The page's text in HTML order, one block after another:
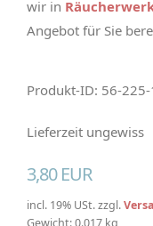
wir in
Angebot für Sie
Produkt-ID: 56-
Lieferzeit ungewiss
3,80 EUR
incl. 19% USt. zzgl.
Gewicht: 0.017 kg